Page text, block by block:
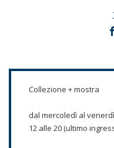
Collezione + mostra
dal mercoledì al
12 alle 20 (ultimo